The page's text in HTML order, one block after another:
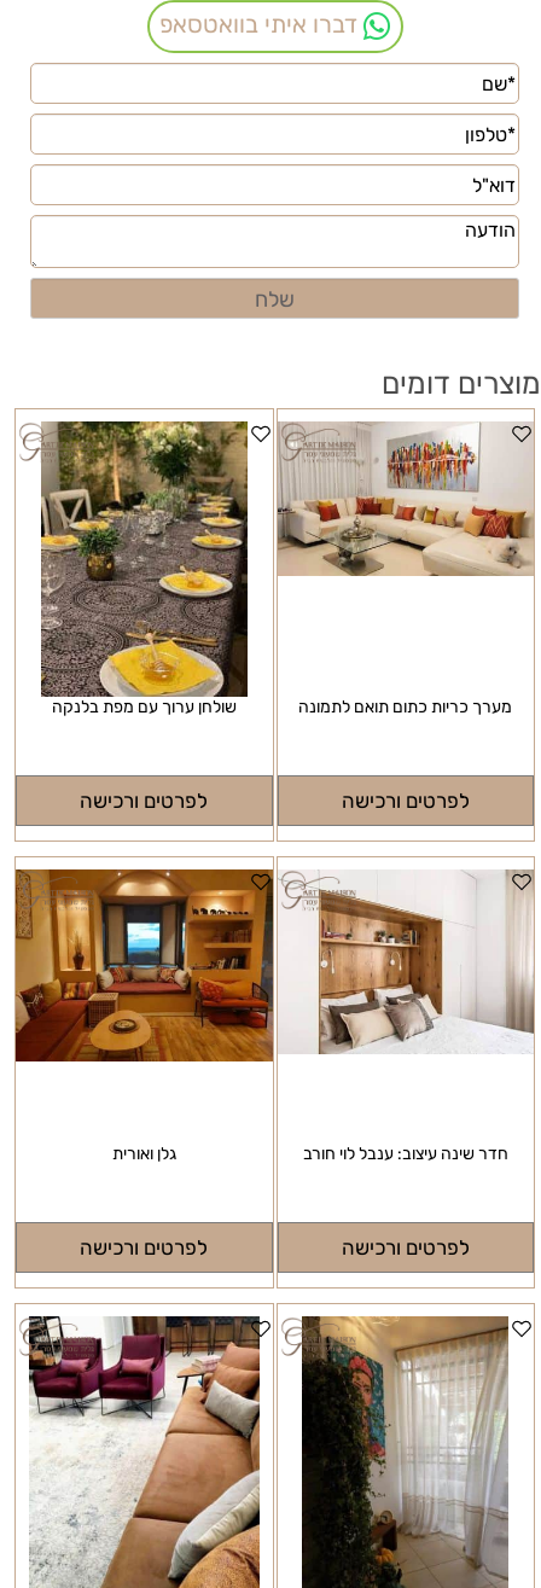
דברו איתי בוואטסאפ
מוצרים דומים
מערך כריות כתום תואם לתמונה
לפרטים ורכישה
שולחן ערוך עם מפת בלנקה
לפרטים ורכישה
חדר שינה עיצוב: ענבל לוי חורב
לפרטים ורכישה
גלן ואורית
לפרטים ורכישה